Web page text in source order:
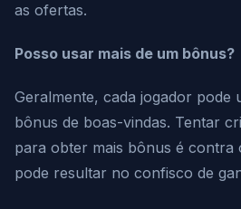
as ofertas.
Posso usar mais de um bônus?
Geralmente, cada jogador pode
bônus de boas-vindas. Tentar
para obter mais bônus é contra
pode resultar no confisco de